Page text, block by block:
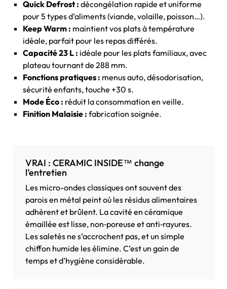
Quick Defrost : décongélation rapide et uniforme
pour 5 types d’aliments (viande, volaille, poisson…).
Keep Warm : maintient vos plats à température
idéale, parfait pour les repas différés.
Capacité 23 L : idéale pour les plats familiaux, avec
plateau tournant de 288 mm.
Fonctions pratiques : menus auto, désodorisation,
sécurité enfants, touche +30 s.
Mode Éco : réduit la consommation en veille.
Finition Malaisie : fabrication soignée.
VRAI : CERAMIC INSIDE™ change
l’entretien
Les micro-ondes classiques ont souvent des
parois en métal peint où les résidus alimentaires
adhèrent et brûlent. La cavité en céramique
émaillée est lisse, non‑poreuse et anti‑rayures.
Les saletés ne s’accrochent pas, et un simple
chiffon humide les élimine. C’est un gain de
temps et d’hygiène considérable.